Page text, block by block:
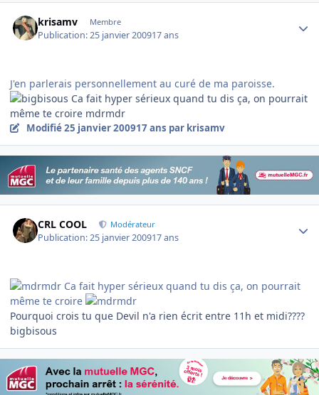
krisamv Membre
Publication:25 janvier 200917 ans
J'en parlerais personnellement au curé de ma paroisse.
Ca fait hyper sérieux quand tu dis ça, on pourrait
même te croire mdrmdr
Modifié25 janvier 200917 ans par krisamv
CRL COOL Modérateur
Publication:25 janvier 200917 ans
Ca fait hyper sérieux quand tu dis ça, on pourrait
même te croire
Pourquoi crois tu que Devil n'a rien écrit entre 11h et midi????
bigbisous